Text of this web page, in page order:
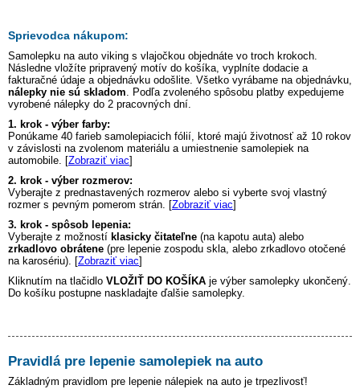
Sprievodca nákupom:
Samolepku na auto viking s vlajočkou objednáte vo troch krokoch.
Následne vložíte pripravený motív do košíka, vyplníte dodacie a
fakturačné údaje a objednávku odošlite. Všetko vyrábame na objednávku,
nálepky nie sú skladom. Podľa zvoleného spôsobu platby expedujeme
vyrobené nálepky do 2 pracovných dní.
1. krok - výber farby:
Ponúkame 40 farieb samolepiacich fólií, ktoré majú životnosť až 10 rokov
v závislosti na zvolenom materiálu a umiestnenie samolepiek na
automobile. [Zobraziť viac]
2. krok - výber rozmerov:
Vyberajte z prednastavených rozmerov alebo si vyberte svoj vlastný
rozmer s pevným pomerom strán. [Zobraziť viac]
3. krok - spôsob lepenia:
Vyberajte z možností klasicky čitateľne (na kapotu auta) alebo
zrkadlovo obrátene (pre lepenie zospodu skla, alebo zrkadlovo otočené
na karosériu). [Zobraziť viac]
Kliknutím na tlačidlo VLOŽIŤ DO KOŠÍKA je výber samolepky ukončený.
Do košíku postupne naskladajte ďalšie samolepky.
Pravidlá pre lepenie samolepiek na auto
Základným pravidlom pre lepenie nálepiek na auto je trpezlivosť!